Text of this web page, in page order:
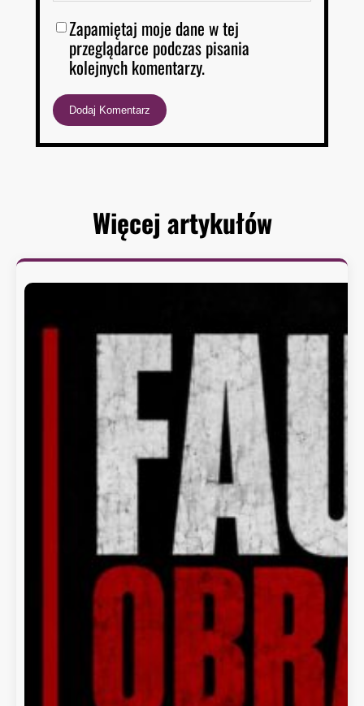
Zapamiętaj moje dane w tej
przeglądarce podczas pisania
kolejnych komentarzy.
Więcej artykułów